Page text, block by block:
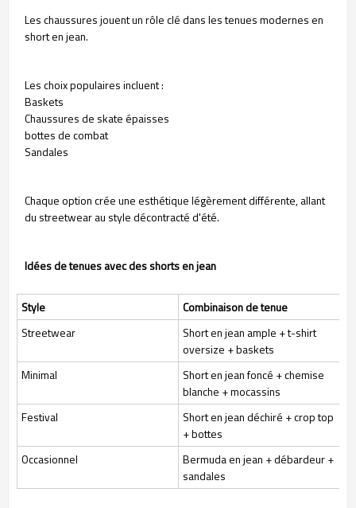
Les chaussures jouent un rôle clé dans les tenues modernes en
short en jean.
Les choix populaires incluent :
Baskets
Chaussures de skate épaisses
bottes de combat
Sandales
Chaque option crée une esthétique légèrement différente, allant
du streetwear au style décontracté d'été.
Idées de tenues avec des shorts en jean
Style
Combinaison de tenue
Streetwear
Short en jean ample + t-shirt
oversize + baskets
Minimal
Short en jean foncé + chemise
blanche + mocassins
Festival
Short en jean déchiré + crop top
+ bottes
Occasionnel
Bermuda en jean + débardeur +
sandales